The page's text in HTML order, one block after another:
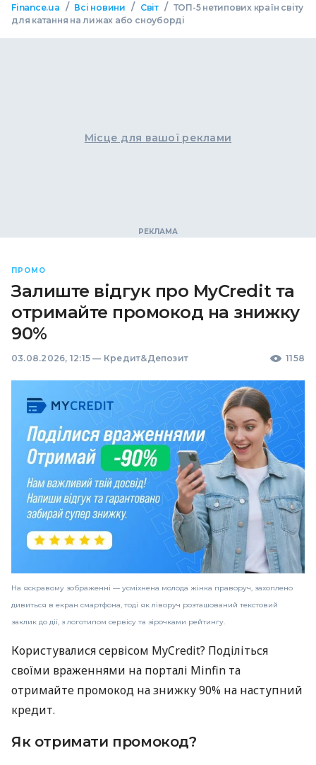
Finance.ua / Всі новини / Світ / ТОП-5 нетипових країн світу
для катання на лижах або сноуборді
Місце для вашої реклами
ПРОМО
Залиште відгук про MyCredit та
отримайте промокод на знижку
90%
03.08.2026, 12:15 — Кредит&Депозит 1158
На яскравому зображенні — усміхнена молода жінка праворуч, захоплено
дивиться в екран смартфона, тоді як ліворуч розташований текстовий
заклик до дії, з логотипом сервісу та зірочками рейтингу.
Користувалися сервісом MyCredit? Поділіться
своїми враженнями на порталі Minfin та
отримайте промокод на знижку 90% на наступний
кредит.
Як отримати промокод?